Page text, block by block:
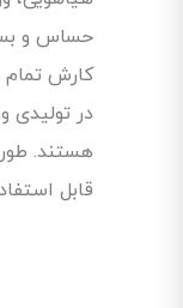
حساس و
کارش
در تولیدی
هستند.
قابل